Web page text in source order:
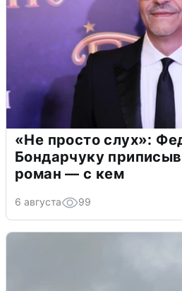
«Не просто слух»:
Бондарчуку
роман — с кем
6 августа 99